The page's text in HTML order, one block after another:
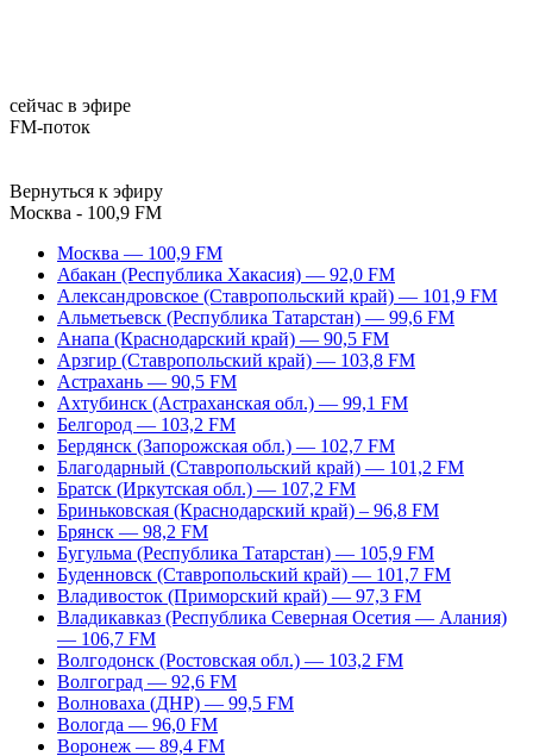
сейчас в эфире
FM-поток
Вернуться к эфиру
Москва - 100,9 FM
Москва — 100,9 FM
Абакан (Республика Хакасия) — 92,0 FM
Александровское (Ставропольский край) — 101,9 FM
Альметьевск (Республика Татарстан) — 99,6 FM
Анапа (Краснодарский край) — 90,5 FM
Арзгир (Ставропольский край) — 103,8 FM
Астрахань — 90,5 FM
Ахтубинск (Астраханская обл.) — 99,1 FM
Белгород — 103,2 FM
Бердянск (Запорожская обл.) — 102,7 FM
Благодарный (Ставропольский край) — 101,2 FM
Братск (Иркутская обл.) — 107,2 FM
Бриньковская (Краснодарский край) – 96,8 FM
Брянск — 98,2 FM
Бугульма (Республика Татарстан) — 105,9 FM
Буденновск (Ставропольский край) — 101,7 FM
Владивосток (Приморский край) — 97,3 FM
Владикавказ (Республика Северная Осетия — Алания)
— 106,7 FM
Волгодонск (Ростовская обл.) — 103,2 FM
Волгоград — 92,6 FM
Волноваха (ДНР) — 99,5 FM
Вологда — 96,0 FM
Воронеж — 89,4 FM